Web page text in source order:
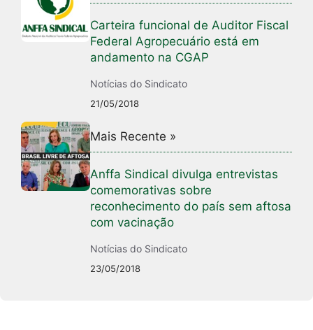
Carteira funcional de Auditor Fiscal
Federal Agropecuário está em
andamento na CGAP
Notícias do Sindicato
21/05/2018
Mais Recente »
Anffa Sindical divulga entrevistas
comemorativas sobre
reconhecimento do país sem aftosa
com vacinação
Notícias do Sindicato
23/05/2018